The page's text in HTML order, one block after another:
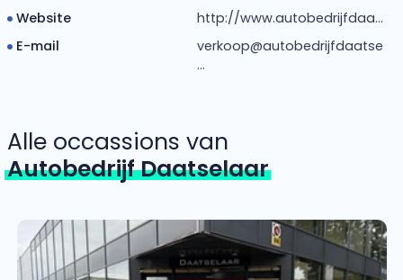
Website
http://www.autobedrijfdaa...
E-mail
verkoop@autobedrijfdaatse
...
Alle occassions van
Autobedrijf Daatselaar